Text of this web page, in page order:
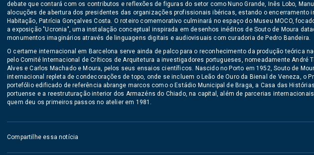
debate que contará com os contributos e reflexões de figuras do setor como Nuno Grande, Inês Lobo,
alocuções de abertura dos presidentes das organizações profissionais ibéricas, estando o encerramento
Habitação, Patrícia Gonçalves Costa. O roteiro comemorativo culminará no espaço do Museu MOCO,
a exposição "Ucronia", uma instalação conceptual inspirada em desenhos inéditos de Souto de Moura
monumentos imaginários através de linguagens digitais e audiovisuais com curadoria de Pedro Bandeira.
O certame internacional em Barcelona serve ainda de palco para o reconhecimento da produção teórica
pelo Comité Internacional de Críticos de Arquitetura a investigadores portugueses, nomeadamente André
Alves e Carlos Machado e Moura, pelos seus ensaios científicos. Nascido no Porto em 1952, Souto de
internacional repleta de condecorações de topo, onde se incluem o Leão de Ouro da Bienal de Veneza, o
portefólio edificado de referência abrange marcos como o Estádio Municipal de Braga, a Casa das
portuense e a reestruturação interior dos Armazéns do Chiado, na capital, além de parcerias
quem deu os primeiros passos no atelier em 1981.
Compartilhe essa notícia